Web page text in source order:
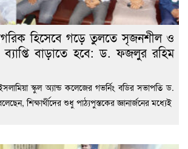
হিসেবে গড়ে তুলতে সৃজনশীল ও
ব্যাপ্তি বাড়াতে হবে: ড. ফজলুর রহিম
স্কুল অ্যান্ড কলেজের গভর্নিং বডির সভাপতি ড.
শিক্ষার্থীদের শুধু পাঠ্যপুস্তকের জ্ঞানার্জনের মধ্যেই